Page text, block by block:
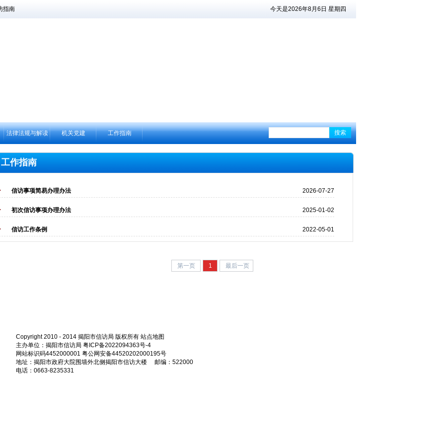
指南 今天是2026年8月6日 星期四
法律法规与解读 机关党建 工作指南 搜索
工作指南
信访事项简易办理办法 2026-07-27
初次信访事项办理办法 2025-01-02
信访工作条例 2022-05-01
第一页 1 最后一页
Copyright 2010 - 2014 揭阳市信访局 版权所有 站点地图
主办单位：揭阳市信访局 粤ICP备2022094363号-4
网站标识码4452000001 粤公网安备44520202000195号
地址：揭阳市政府大院围墙外北侧揭阳市信访大楼 邮编：522000
电话：0663-8235331